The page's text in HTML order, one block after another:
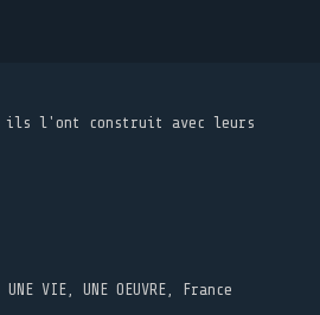
ils l'ont construit avec leurs
VIE, UNE OEUVRE, France